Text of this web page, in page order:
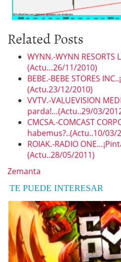
Related Posts
WYNN.-WYNN
(Actu…26/11/2010)
BEBE.-BEBE STORES
(Actu.23/12/2010)
VVTV.-VALUEVISION
parda!…(Actu..29/03/
CMCSA.-COMCAST
habemus?..(Actu..10/03/
ROIAK.-RADIO
(Actu..28/05/2011)
Zemanta
TE PUEDE INTERESAR